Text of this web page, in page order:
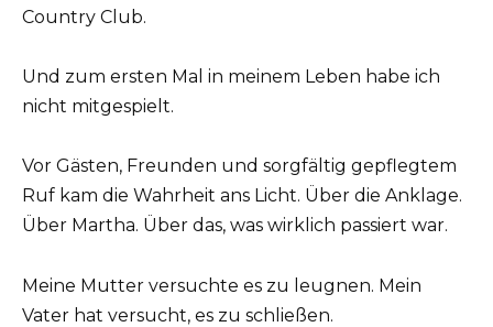
Country Club.
Und zum ersten Mal in meinem Leben habe ich
nicht mitgespielt.
Vor Gästen, Freunden und sorgfältig gepflegtem
Ruf kam die Wahrheit ans Licht. Über die Anklage.
Über Martha. Über das, was wirklich passiert war.
Meine Mutter versuchte es zu leugnen. Mein
Vater hat versucht, es zu schließen.